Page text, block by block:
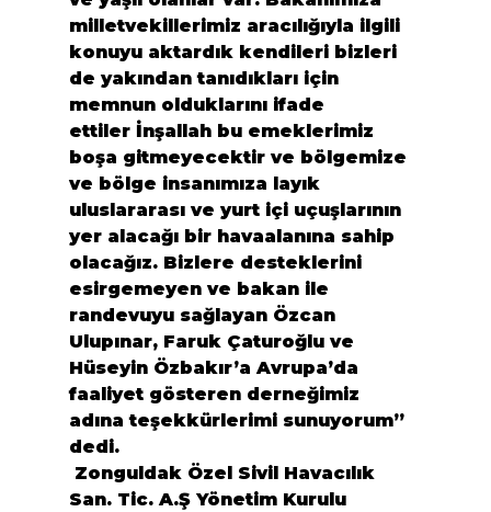
milletvekillerimiz aracılığıyla ilgili
konuyu aktardık kendileri bizleri
de yakından tanıdıkları için
memnun olduklarını ifade
ettiler İnşallah bu emeklerimiz
boşa gitmeyecektir ve bölgemize
ve bölge insanımıza layık
uluslararası ve yurt içi uçuşlarının
yer alacağı bir havaalanına sahip
olacağız. Bizlere desteklerini
esirgemeyen ve bakan ile
randevuyu sağlayan Özcan
Ulupınar, Faruk Çaturoğlu ve
Hüseyin Özbakır’a Avrupa’da
faaliyet gösteren derneğimiz
adına teşekkürlerimi sunuyorum”
dedi.
San. Tic. A.Ş Yönetim Kurulu